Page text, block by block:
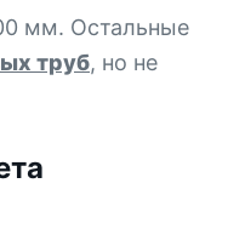
мм. Остальные
труб, но не